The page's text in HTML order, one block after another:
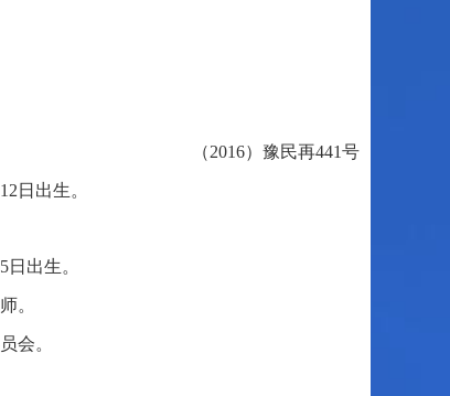
（2016）豫民再441号
日出生。
出生。
。
会。